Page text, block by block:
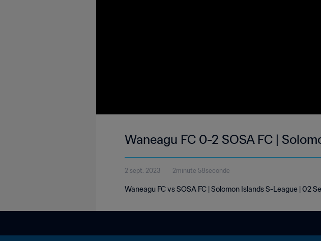
Waneagu FC 0-2 SOSA FC |
2 sept. 2023 2minute 58seconde
Waneagu FC vs SOSA FC | Solomon Islands S-League | 02